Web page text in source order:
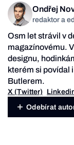
Ondřej
redaktor a
Osm let strávil v
magazínovému.
designu,
kterém si povídal
Butlerem.
X (Twitter)
Odebírat